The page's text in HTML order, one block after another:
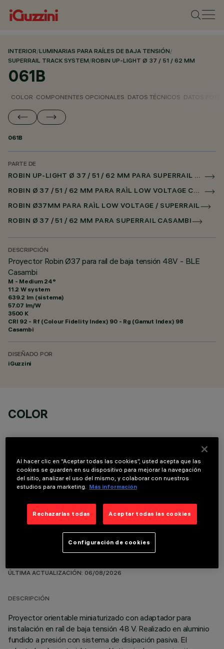
INTERIOR/LUMINARIAS PARA RAÍLES DE BAJA TENSIÓN/
SUPERRAIL TRACK SYSTEM/ROBIN UP-LIGHT Ø 37 / 51 / 62 MM
061B
COLOR COMPONENTES OPCIONALES DATOS TÉCNICOS DATOS
061B
PARTE DE
ROBIN UP-LIGHT Ø 37 / 51 / 62 MM PARA SUPERRAIL CASAMBI
ROBIN Ø 37 / 51 / 62 MM PARA RAÌL LOW VOLTAGE CASAMBI
ROBIN Ø37MM PARA RAÌL LOW VOLTAGE / SUPERRAIL
ROBIN Ø 37 / 51 / 62 MM PARA SUPERRAIL CASAMBI
DESCRIPCIÓN
Proyector Robin Ø37 para raíl de baja tensión 48V - BLE
Casambi
M - Medium 24°
11.2 W system
639.2 lm (sistema)
57.07 lm/W
3500 K
CRI 92 - Rf (Colour Fidelity Index) 90 - Rg (Gamut Index) 98
Casambi
DISEÑADO POR
iGuzzini
COLOR
COMPONENTES OPCIONALES
ÚLTIMA ACTUALIZACIÓN: 06/08/2026
DESCRIPCIÓN
Proyector orientable miniaturizado con adaptador para
instalación en raíl de baja tensión 48 V. Realizado en aluminio
fundido a presión con sistema de disipación pasiva. El
Al hacer clic en “Aceptar todas las cookies”, usted acepta que las
cookies se guarden en su dispositivo para mejorar la navegación
del sitio, analizar el uso del mismo, y colaborar con nuestros
estudios para marketing.
Más información
Rechazarlas todas Aceptar todas las cookies
Configuración de cookies